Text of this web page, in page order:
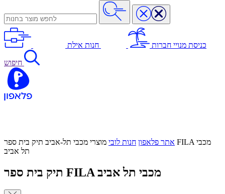
כניסת מנויי חברות חנות אילת
חיפוש
אתר פלאפון חנות לובי מוצרי מכבי תל-אביב תיק בית ספר FILA מכבי
תל אביב
תיק בית ספר FILA מכבי תל אביב